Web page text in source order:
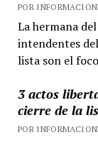
POR
La hermana
intendentes
lista son el
3 actos
cierre de la
POR